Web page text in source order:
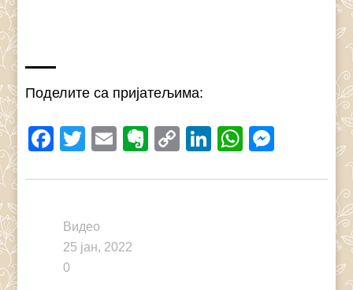
Поделите са пријатељима:
Facebook
Twitter
EmailEvernote
CopyLinkedIn
Видео
25 јан, 2022
0